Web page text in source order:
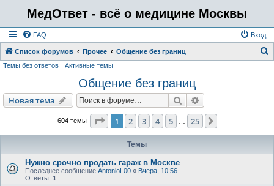
МедОтвет - всё о медицине Москвы
FAQ Вход
Список форумов Прочее Общение без границ
Темы без ответов Активные темы
Общение без границ
Новая тема Поиск
604 темы Страница из 25
1 2 3 4 5 25
Темы
Нужно срочно продать гараж в Москве
Последнее сообщение AntonioL00 « Вчера, 10:56
Ответы: 1